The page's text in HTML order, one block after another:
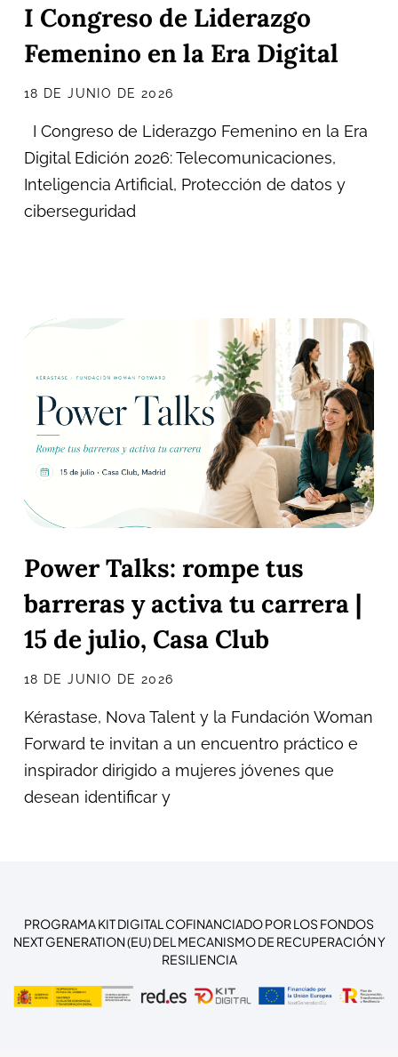
I Congreso de Liderazgo
Femenino en la Era Digital
18 DE JUNIO DE 2026
I Congreso de Liderazgo Femenino en la Era
Digital Edición 2026: Telecomunicaciones,
Inteligencia Artificial, Protección de datos y
ciberseguridad
Power Talks: rompe tus
barreras y activa tu carrera |
15 de julio, Casa Club
18 DE JUNIO DE 2026
Kérastase, Nova Talent y la Fundación Woman
Forward te invitan a un encuentro práctico e
inspirador dirigido a mujeres jóvenes que
desean identificar y
PROGRAMA KIT DIGITAL COFINANCIADO POR LOS FONDOS
NEXT GENERATION (EU) DEL MECANISMO DE RECUPERACIÓN Y
RESILIENCIA